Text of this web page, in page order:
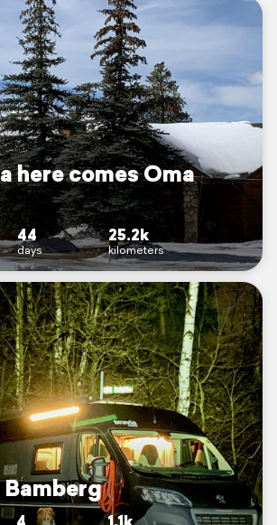
here comes Oma
44
days
25.2k
kilometers